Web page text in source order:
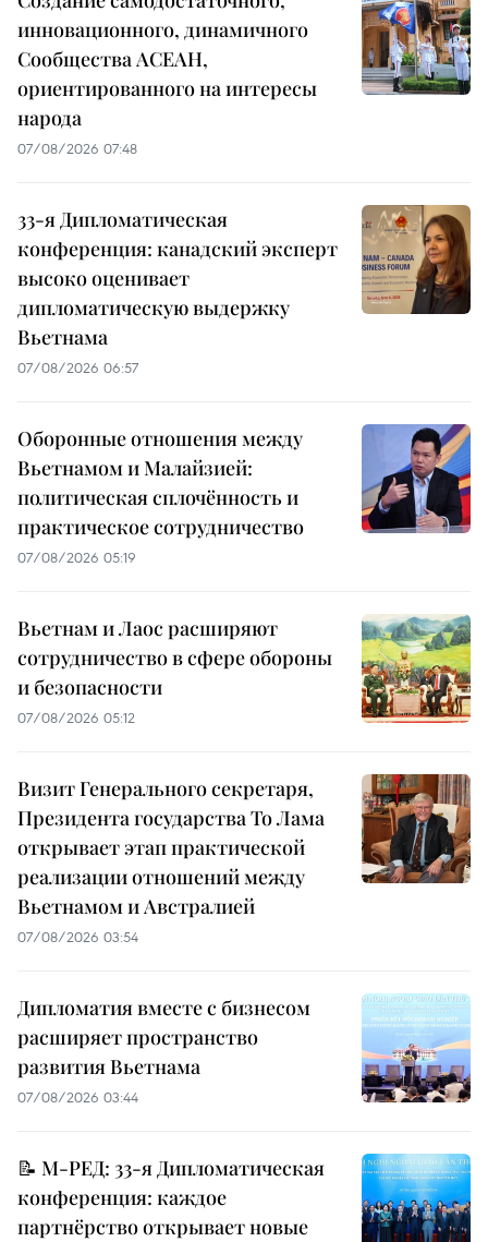
инновационного, динамичного
Сообщества АСЕАН,
ориентированного на интересы
народа
07/08/2026 07:48
33-я Дипломатическая
конференция: канадский эксперт
высоко оценивает
дипломатическую выдержку
Вьетнама
07/08/2026 06:57
Оборонные отношения между
Вьетнамом и Малайзией:
политическая сплочённость и
практическое сотрудничество
07/08/2026 05:19
Вьетнам и Лаос расширяют
сотрудничество в сфере обороны
и безопасности
07/08/2026 05:12
Визит Генерального секретаря,
Президента государства То Лама
открывает этап практической
реализации отношений между
Вьетнамом и Австралией
07/08/2026 03:54
Дипломатия вместе с бизнесом
расширяет пространство
развития Вьетнама
07/08/2026 03:44
📝 М-РЕД: 33-я Дипломатическая
конференция: каждое
партнёрство открывает новые